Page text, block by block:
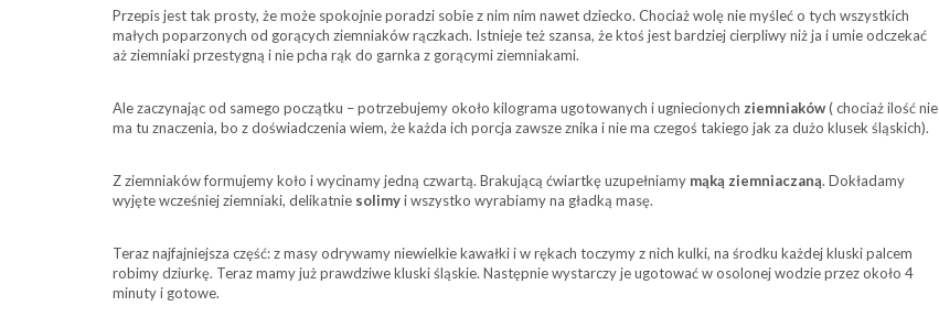
Przepis jest tak prosty, że może spokojnie poradzi sobie z nim nim nawet dziecko. Chociaż wolę nie myśleć o tych wszystkich
małych poparzonych od gorących ziemniaków rączkach. Istnieje też szansa, że ktoś jest bardziej cierpliwy niż ja i umie odczekać
aż ziemniaki przestygną i nie pcha rąk do garnka z gorącymi ziemniakami.
Ale zaczynając od samego początku – potrzebujemy około kilograma ugotowanych i ugniecionych ziemniaków( chociaż ilość nie
ma tu znaczenia, bo z doświadczenia wiem, że każda ich porcja zawsze znika i nie ma czegoś takiego jak za dużo klusek śląskich).
Z ziemniaków formujemy koło i wycinamy jedną czwartą. Brakującą ćwiartkę uzupełniamy mąką ziemniaczaną. Dokładamy
wyjęte wcześniej ziemniaki, delikatnie solimyi wszystko wyrabiamy na gładką masę.
Teraz najfajniejsza część: z masy odrywamy niewielkie kawałki i w rękach toczymy z nich kulki, na środku każdej kluski palcem
robimy dziurkę. Teraz mamy już prawdziwe kluski śląskie. Następnie wystarczy je ugotować w osolonej wodzie przez około 4
minuty i gotowe.